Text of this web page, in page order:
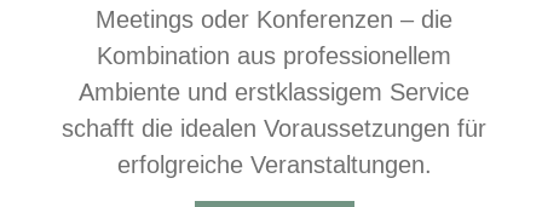
Meetings oder Konferenzen – die
Kombination aus professionellem
Ambiente und erstklassigem Service
schafft die idealen Voraussetzungen für
erfolgreiche Veranstaltungen.